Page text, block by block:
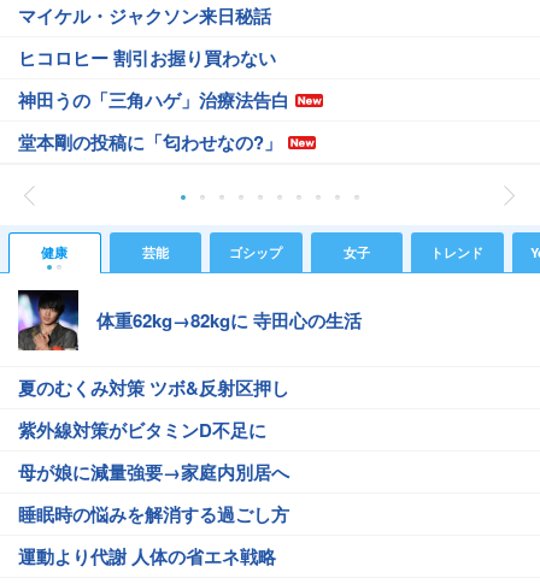
マイケル・ジャクソン来日秘話
ヒコロヒー 割引お握り買わない
神田うの「三角ハゲ」治療法告白
堂本剛の投稿に「匂わせなの?」
健康 芸能 ゴシップ 女子 トレンド
体重62kg→82kgに 寺田心の生活
夏のむくみ対策 ツボ&反射区押し
紫外線対策がビタミンD不足に
母が娘に減量強要→家庭内別居へ
睡眠時の悩みを解消する過ごし方
運動より代謝 人体の省エネ戦略